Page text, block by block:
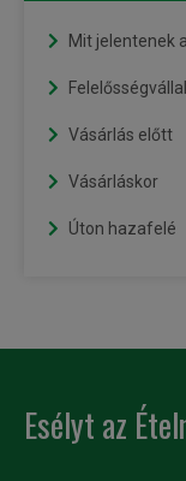
Mit jelentenek
Vásárlás előtt
Vásárláskor
Úton hazafelé
Esélyt az